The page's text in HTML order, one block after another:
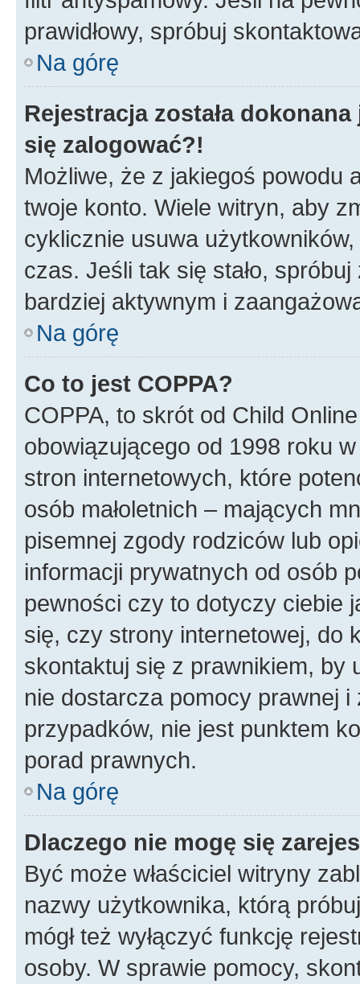
prawidłowy, spróbuj
Na górę
Rejestracja została
się zalogować?!
Możliwe, że z jakiegoś powodu
twoje konto. Wiele witryn, aby
cyklicznie usuwa
czas. Jeśli tak się stało,
bardziej aktywnym i
Na górę
Co to jest COPPA?
COPPA, to skrót od Child
obowiązującego od 1998 roku
stron internetowych, które
osób małoletnich – mających
pisemnej zgody rodziców lub
informacji prywatnych od osób
pewności czy to dotyczy ciebie
się, czy strony internetowej, do
skontaktuj się z prawnikiem,
nie dostarcza pomocy prawnej
przypadków, nie jest punktem
porad prawnych.
Na górę
Dlaczego nie mogę się
Być może właściciel witryny
nazwy użytkownika, którą
mógł też wyłączyć funkcję
osoby. W sprawie pomocy,